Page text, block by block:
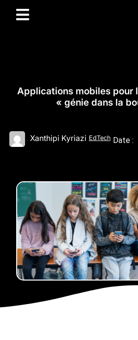
Applications mobiles pour
« génie dans la
Xanthipi Kyriazi EdTech Date :